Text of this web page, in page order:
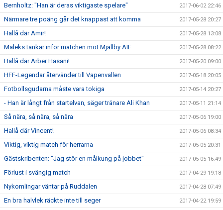
Bernholtz: "Han är deras viktigaste spelare" 2017-06-02 22:46
Närmare tre poäng går det knappast att komma 2017-05-28 20:27
Hallå där Amir! 2017-05-28 13:08
Maleks tankar inför matchen mot Mjällby AIF 2017-05-28 08:22
Hallå där Arber Hasani! 2017-05-20 09:00
HFF-Legendar återvänder till Vapenvallen 2017-05-18 20:05
Fotbollsgudarna måste vara tokiga 2017-05-14 20:27
- Han är långt från startelvan, säger tränare Ali Khan 2017-05-11 21:14
Så nära, så nära, så nära 2017-05-06 19:00
Hallå där Vincent! 2017-05-06 08:34
Viktig, viktig match för herrarna 2017-05-05 20:31
Gästskribenten: "Jag stör en målkung på jobbet" 2017-05-05 16:49
Förlust i svängig match 2017-04-29 19:18
Nykomlingar väntar på Ruddalen 2017-04-28 07:49
En bra halvlek räckte inte till seger 2017-04-22 19:59